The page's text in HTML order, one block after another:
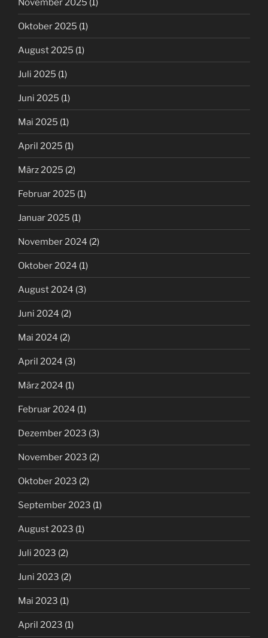
November 2025 (1)
Oktober 2025 (1)
August 2025 (1)
Juli 2025 (1)
Juni 2025 (1)
Mai 2025 (1)
April 2025 (1)
März 2025 (2)
Februar 2025 (1)
Januar 2025 (1)
November 2024 (2)
Oktober 2024 (1)
August 2024 (3)
Juni 2024 (2)
Mai 2024 (2)
April 2024 (3)
März 2024 (1)
Februar 2024 (1)
Dezember 2023 (3)
November 2023 (2)
Oktober 2023 (2)
September 2023 (1)
August 2023 (1)
Juli 2023 (2)
Juni 2023 (2)
Mai 2023 (1)
April 2023 (1)